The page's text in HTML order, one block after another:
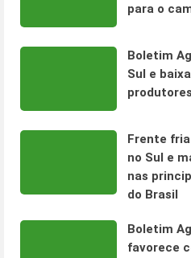
para o
Boletim
Sul e
Frente
no Sul e
nas
do Brasil
Boletim
favorece